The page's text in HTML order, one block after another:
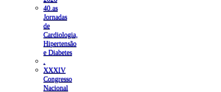
40.as
Jornadas
de
Cardiologia,
Hipertensão
e Diabetes
XXXIV
Congresso
Nacional